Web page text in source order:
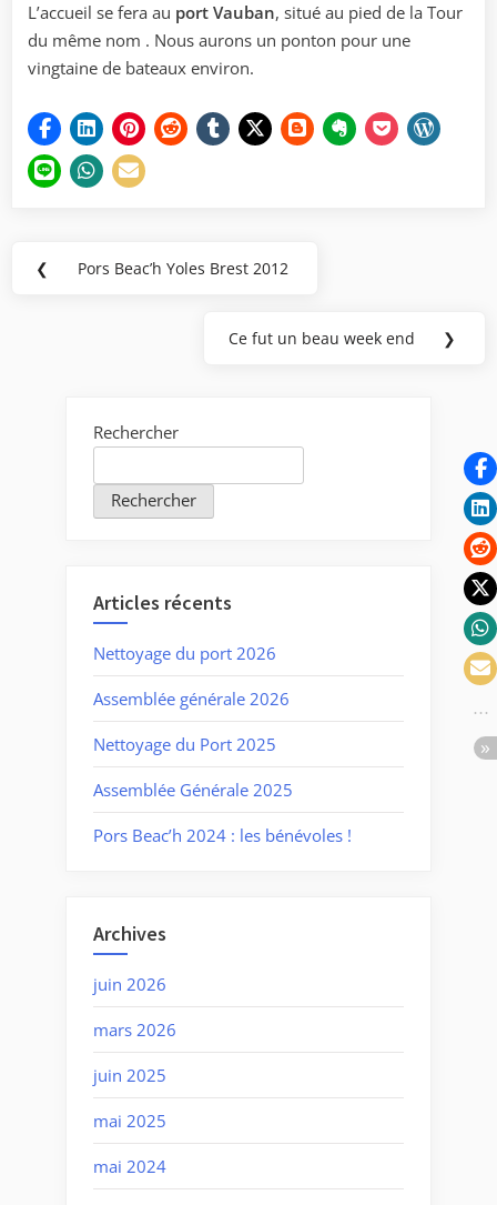
L’accueil se fera au port Vauban, situé au pied de la Tour
du même nom . Nous aurons un ponton pour une
vingtaine de bateaux environ.
Navigation
❮
Previous
Pors Beac’h Yoles Brest 2012
Next
Ce fut un beau week end ❯
Rechercher
Rechercher
Articles récents
Nettoyage du port 2026
Assemblée générale 2026
Nettoyage du Port 2025
Assemblée Générale 2025
Pors Beac’h 2024 : les bénévoles !
Archives
juin 2026
mars 2026
juin 2025
mai 2025
mai 2024